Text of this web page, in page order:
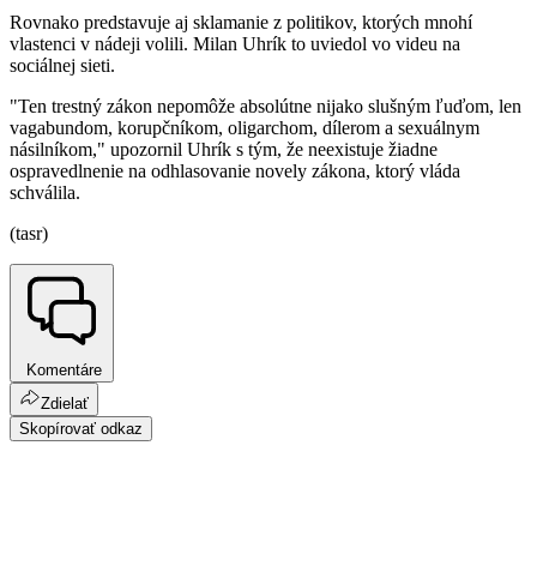
Rovnako predstavuje aj sklamanie z politikov, ktorých mnohí
vlastenci v nádeji volili. Milan Uhrík to uviedol vo videu na
sociálnej sieti.
"Ten trestný zákon nepomôže absolútne nijako slušným ľuďom, len
vagabundom, korupčníkom, oligarchom, dílerom a sexuálnym
násilníkom," upozornil Uhrík s tým, že neexistuje žiadne
ospravedlnenie na odhlasovanie novely zákona, ktorý vláda
schválila.
(tasr)
Komentáre
Zdielať
Skopírovať odkaz